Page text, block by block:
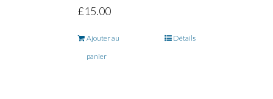
£15.00
Ajouter au
panier
Détails